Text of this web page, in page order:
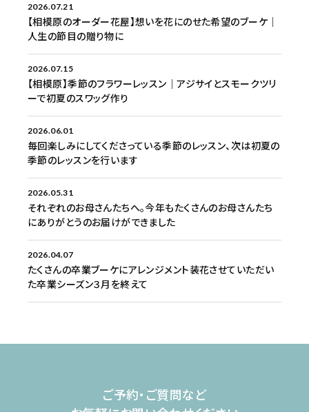
2026.07.21
【相模原のオーダー花屋】想いを花にのせた希望のブーケ｜
人生の節目の贈り物に
2026.07.15
【相模原】季節のフラワーレッスン｜アジサイとスモークツリ
ーで初夏のスワッグ作り
2026.06.01
毎回楽しみにしてくださっている季節のレッスン、次は初夏の
季節のレッスンを行います
2026.05.31
それぞれのお母さんたちへ。今年もたくさんのお母さんたち
にありがとうのお届けができました
2026.04.07
たくさんの卒業ブーケにアレンジメント装花させていただい
た卒業シーズン３月を終えて
ご予約・ご質問など